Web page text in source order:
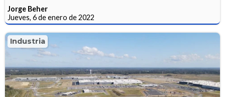
Jorge Beher
Jueves, 6 de enero de 2022
Industria